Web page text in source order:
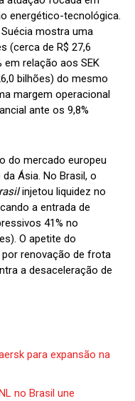
energético-tecnológica.
mostra uma
(cerca de R$ 27,6
em relação aos SEK
bilhões) do mesmo
margem operacional
ante os 9,8%
do mercado europeu
Ásia. No Brasil, o
injetou liquidez no
a entrada de
41% no
O apetite do
renovação de frota
a desaceleração de
para expansão na
no Brasil une